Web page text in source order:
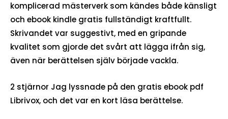
komplicerad mästerverk som kändes både känsligt
och ebook kindle gratis fullständigt kraftfullt.
Skrivandet var suggestivt, med en gripande
kvalitet som gjorde det svårt att lägga ifrån sig,
även när berättelsen själv började vackla.
2 stjärnor Jag lyssnade på den gratis ebook pdf
Librivox, och det var en kort läsa berättelse.